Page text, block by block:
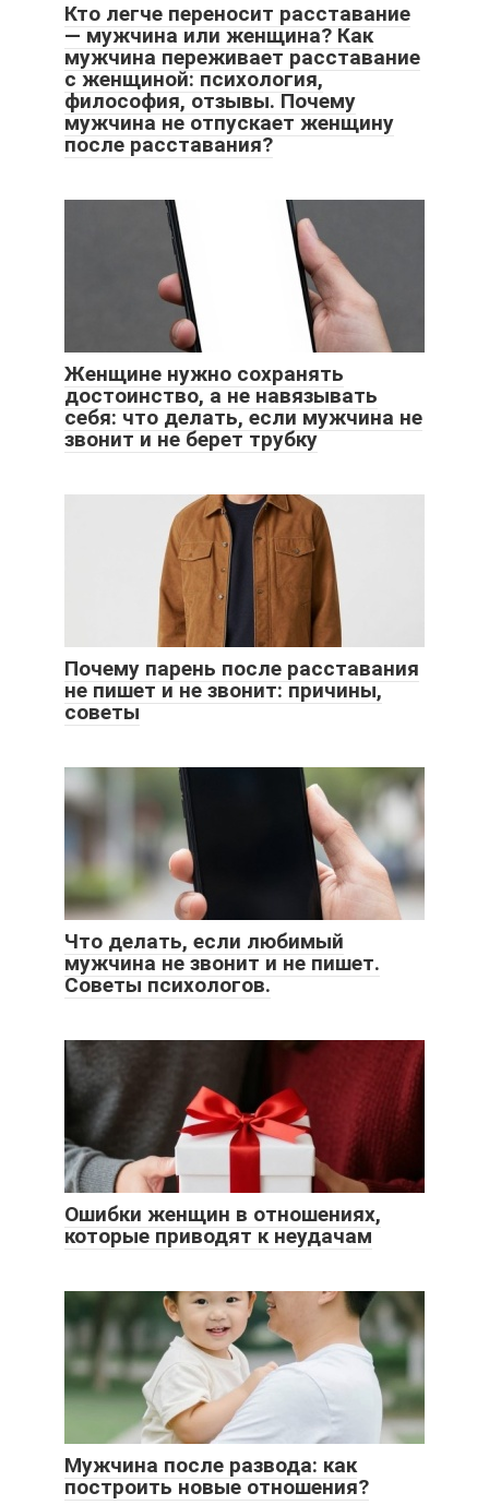
Кто легче переносит расставание
— мужчина или женщина? Как
мужчина переживает расставание
с женщиной: психология,
философия, отзывы. Почему
мужчина не отпускает женщину
после расставания?
Женщине нужно сохранять
достоинство, а не навязывать
себя: что делать, если мужчина не
звонит и не берет трубку
Почему парень после расставания
не пишет и не звонит: причины,
советы
Что делать, если любимый
мужчина не звонит и не пишет.
Советы психологов.
Ошибки женщин в отношениях,
которые приводят к неудачам
Мужчина после развода: как
построить новые отношения?